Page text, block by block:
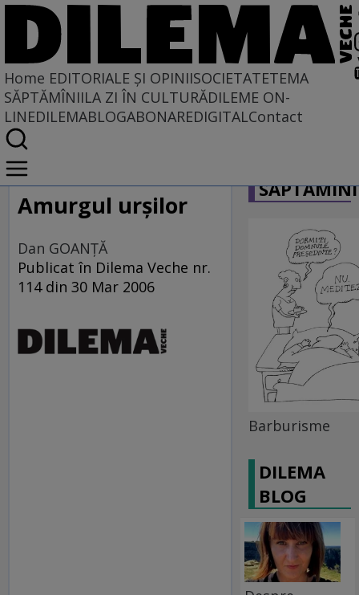
Home EDITORIALE ȘI OPINIISOCIETATETEMA
SĂPTĂMÎNIILA ZI ÎN CULTURĂDILEME ON-
LINEDILEMABLOGABONAREDIGITALContact
Home
EDITORIALE ȘI OPINII
TÎLC SHOW
Amurgul urşilor
Dan GOANŢĂ
Publicat în Dilema Veche nr.
114 din 30 Mar 2006
Barburisme
DILEMA
BLOG